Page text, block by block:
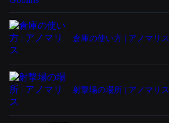
倉庫の使い方 | アノマリス
射撃場の場所 | アノマリス